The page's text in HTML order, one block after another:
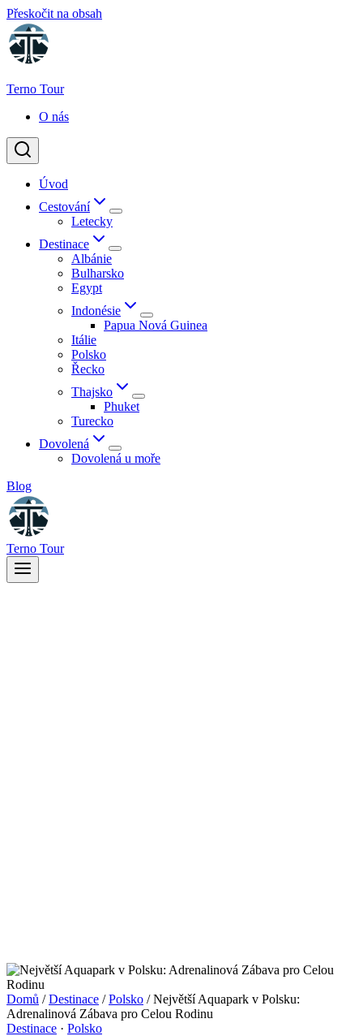
Přeskočit na obsah
Terno Tour
O nás
Úvod
Cestování
Letecky
Destinace
Albánie
Bulharsko
Egypt
Indonésie
Papua Nová Guinea
Itálie
Polsko
Řecko
Thajsko
Phuket
Turecko
Dovolená
Dovolená u moře
Blog
Terno Tour
Domů / Destinace / Polsko / Největší Aquapark v Polsku:
Adrenalinová Zábava pro Celou Rodinu
Destinace · Polsko